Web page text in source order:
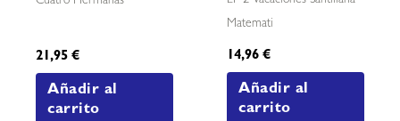
21,95€
Añadir al
carrito
Matemati
14,96€
Añadir al
carrito